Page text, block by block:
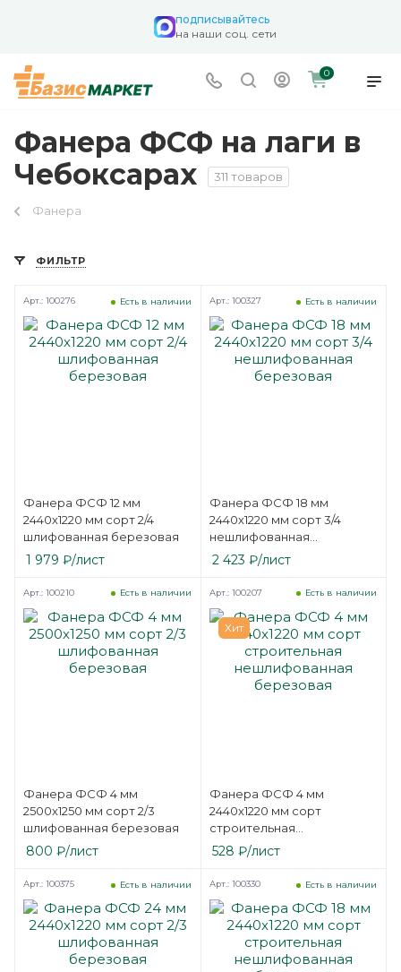
подписывайтесь
на наши соц. сети
0
Фанера ФСФ на лаги в
Чебоксарах
311 товаров
Фанера
ФИЛЬТР
Фанера ФСФ 12 мм
2440х1220 мм сорт 2/4
шлифованная березовая
Есть в наличии
Арт.: 100276
1 979 ₽/лист
Фанера ФСФ 18 мм
2440х1220 мм сорт 3/4
нешлифованная
березовая
Есть в наличии
Арт.: 100327
2 423 ₽/лист
Фанера ФСФ 4 мм
2500х1250 мм сорт 2/3
шлифованная березовая
Есть в наличии
Арт.: 100210
800 ₽/лист
Хит
Фанера ФСФ 4 мм
2440х1220 мм сорт
строительная
нешлифованная
березовая
Есть в наличии
Арт.: 100207
528 ₽/лист
Есть в наличии
Арт.: 100375 Есть в наличии
Арт.: 100330